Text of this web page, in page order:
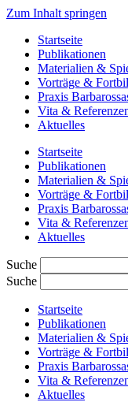
Zum Inhalt springen
Startseite
Publikationen
Materialien &
Vorträge &
Praxis
Vita &
Aktuelles
Startseite
Publikationen
Materialien &
Vorträge &
Praxis
Vita &
Aktuelles
Suche
Suche
Startseite
Publikationen
Materialien &
Vorträge &
Praxis
Vita &
Aktuelles